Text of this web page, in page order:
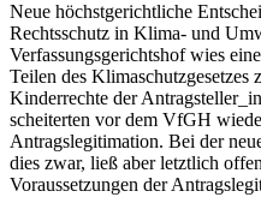
Neue höchstgerichtliche
Rechtsschutz in Klima- und
Verfassungsgerichtshof wies
Teilen des Klimaschutzgesetzes
Kinderrechte der
scheiterten vor dem VfGH
Antragslegitimation. Bei der
dies zwar, ließ aber letztlich
Voraussetzungen der